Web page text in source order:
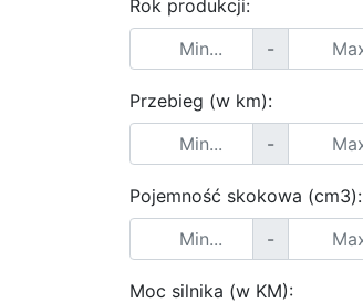
Rok produkcji:
-
Przebieg (w km):
-
Pojemność skokowa (cm3):
-
Moc silnika (w KM):